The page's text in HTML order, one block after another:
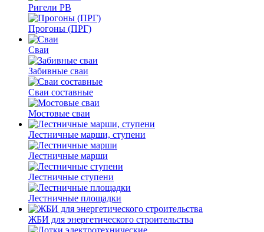
Ригели РВ
Прогоны (ПРГ)
Сваи
Забивные сваи
Сваи составные
Мостовые сваи
Лестничные марши, ступени
Лестничные марши
Лестничные ступени
Лестничные площадки
ЖБИ для энергетического строительства